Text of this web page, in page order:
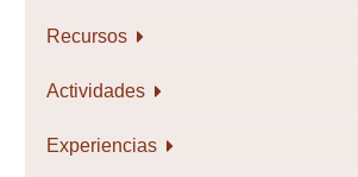
Recursos
Actividades
Experiencias